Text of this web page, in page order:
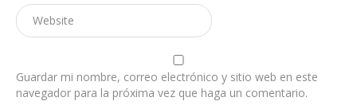
Guardar mi nombre, correo electrónico y sitio web en este
navegador para la próxima vez que haga un comentario.